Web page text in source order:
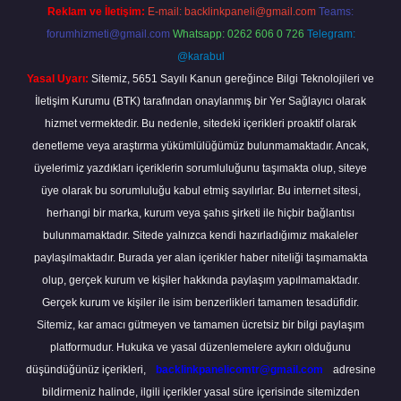
Reklam ve İletişim: E-mail: backlinkpaneli@gmail.com Teams:
forumhizmeti@gmail.com Whatsapp: 0262 606 0 726 Telegram:
@karabul
Yasal Uyarı: Sitemiz, 5651 Sayılı Kanun gereğince Bilgi Teknolojileri ve
İletişim Kurumu (BTK) tarafından onaylanmış bir Yer Sağlayıcı olarak
hizmet vermektedir. Bu nedenle, sitedeki içerikleri proaktif olarak
denetleme veya araştırma yükümlülüğümüz bulunmamaktadır. Ancak,
üyelerimiz yazdıkları içeriklerin sorumluluğunu taşımakta olup, siteye
üye olarak bu sorumluluğu kabul etmiş sayılırlar. Bu internet sitesi,
herhangi bir marka, kurum veya şahıs şirketi ile hiçbir bağlantısı
bulunmamaktadır. Sitede yalnızca kendi hazırladığımız makaleler
paylaşılmaktadır. Burada yer alan içerikler haber niteliği taşımamakta
olup, gerçek kurum ve kişiler hakkında paylaşım yapılmamaktadır.
Gerçek kurum ve kişiler ile isim benzerlikleri tamamen tesadüfidir.
Sitemiz, kar amacı gütmeyen ve tamamen ücretsiz bir bilgi paylaşım
platformudur. Hukuka ve yasal düzenlemelere aykırı olduğunu
düşündüğünüz içerikleri,
backlinkpanelicomtr@gmail.com
adresine
bildirmeniz halinde, ilgili içerikler yasal süre içerisinde sitemizden